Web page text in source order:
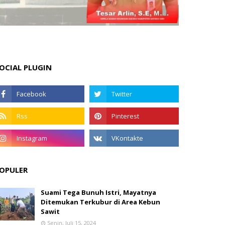
PLUGIN
Suami Tega Bunuh Istri, Mayatnya
Ditemukan Terkubur di Area Kebun
Sawit
Senin, Juli 15, 2024